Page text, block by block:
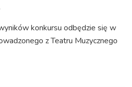
konkursu odbędzie się w
z Teatru Muzycznego